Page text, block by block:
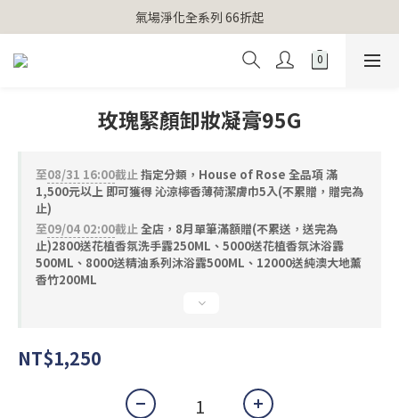
【官網獨家】首次消費 不限金額 即送 香遇熊超人行李吊牌
氣場淨化全系列 66折起
【官網獨家】首次消費 不限金額 即送 香遇熊超人行李吊牌
玫瑰緊顏卸妝凝膏95G
至08/31 16:00截止指定分類，House of Rose 全品項 滿
1,500元以上 即可獲得 沁涼檸香薄荷潔膚巾5入(不累贈，贈完為
止)
至09/04 02:00截止全店，8月單筆滿額贈(不累送，送完為
止)2800送花植香氛洗手露250ML、5000送花植香氛沐浴露
500ML、8000送精油系列沐浴露500ML、12000送純澳大地薰
香竹200ML
NT$1,250